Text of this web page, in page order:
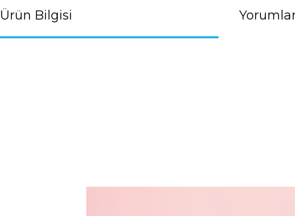
Ürün Bilgisi